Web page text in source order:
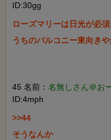
ID:30gg
ローズマリーは日光が必
うちのバルコニー東向き
45 名前： 名無しさん＠お
ID:4mph
>>44
そうなんか